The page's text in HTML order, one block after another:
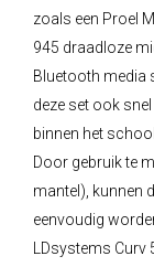
zoals een Proel
945 draadloze
Bluetooth media
deze set ook
binnen het
Door gebruik te
mantel), kunnen
eenvoudig
LDsystems